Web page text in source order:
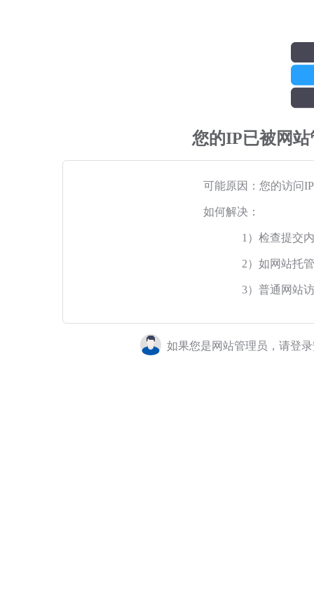
您的IP已被网
可能原因：您的访问
如何解决：
1）检查提交
2）如网站托
3）普通网站
如果您是网站管理员，请登